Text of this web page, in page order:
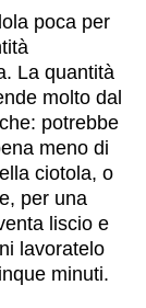
poca per
La quantità
molto dal
potrebbe
meno di
ciotola, o
per una
liscio e
lavoratelo
minuti.